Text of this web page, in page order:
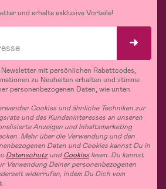
und erhalte exklusive Vorteile!
mit persönlichen Rabattcodes,
zu Neuheiten erhalten und stimme
personenbezogenen Daten, wie unten
Cookies und ähnliche Techniken zur
und des Kundeninteresses an unseren
Anzeigen und Inhaltsmarketing
Mehr über die Verwendung und den
Daten und Cookies kannst Du in
DatenschutzundCookies lesen. Du kannst
Verwendung Deiner personenbezogenen
widerrufen, indem Du Dich vom